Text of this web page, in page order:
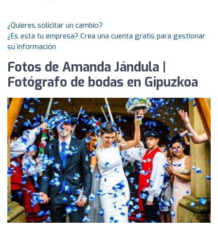
¿Quieres solicitar un cambio?
¿Es esta tu empresa? Crea una cuenta gratis para gestionar
su información
Fotos de Amanda Jándula |
Fotógrafo de bodas en Gipuzkoa